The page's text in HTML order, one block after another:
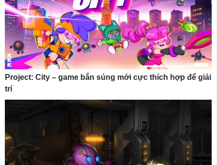
Project: City – game bắn súng mới cực thích hợp để giải
trí